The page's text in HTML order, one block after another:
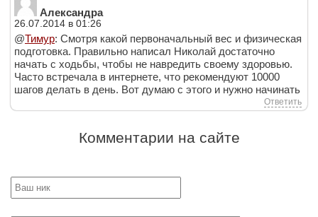
Александра
26.07.2014 в 01:26
@Тимур: Смотря какой первоначальный вес и физическая
подготовка. Правильно написал Николай достаточно
начать с ходьбы, чтобы не навредить своему здоровью.
Часто встречала в интернете, что рекомендуют 10000
шагов делать в день. Вот думаю с этого и нужно начинать
Ответить
Комментарии на сайте